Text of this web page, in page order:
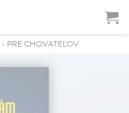
- PRE CHOVATEĽOV